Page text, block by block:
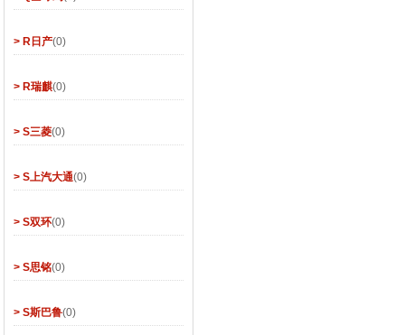
> R日产(0)
> R瑞麒(0)
> S三菱(0)
> S上汽大通(0)
> S双环(0)
> S思铭(0)
> S斯巴鲁(0)